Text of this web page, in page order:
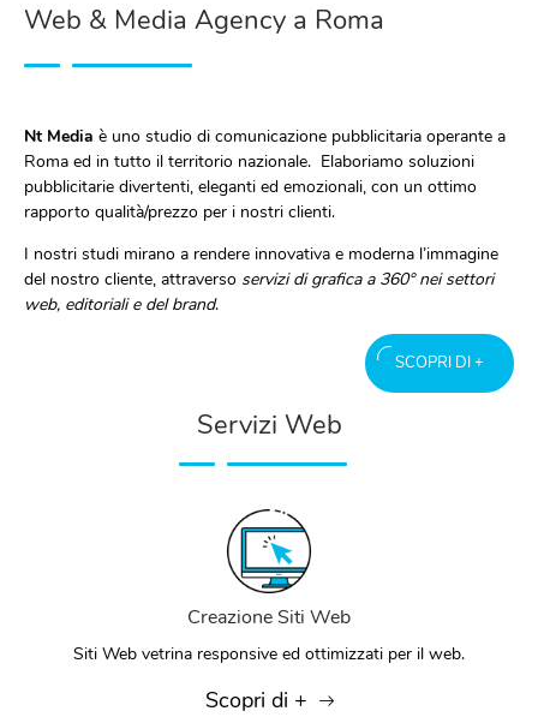
Web & Media Agency a Roma
Nt Media è uno studio di comunicazione pubblicitaria operante a
Roma ed in tutto il territorio nazionale. Elaboriamo soluzioni
pubblicitarie divertenti, eleganti ed emozionali, con un ottimo
rapporto qualità/prezzo per i nostri clienti.
I nostri studi mirano a rendere innovativa e moderna l’immagine
del nostro cliente, attraverso servizi di grafica a 360° nei settori
web, editoriali e del brand.
SCOPRI DI +
Servizi Web
Creazione Siti Web
Siti Web vetrina responsive ed ottimizzati per il web.
Scopri di +